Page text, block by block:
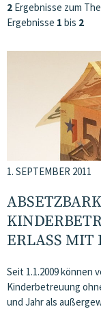
2 Ergebnisse zum
Ergebnisse 1 bis 2
1. SEPTEMBER 2011
ERLASS MIT
Seit 1.1.2009
Kinderbetreuung
und Jahr als